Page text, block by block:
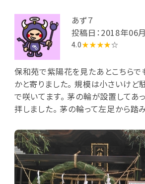
あず７
投稿日：2018年06
4.0★★★★☆
保和苑で紫陽花を見たあとこちらで
かと寄りました。 規模は小さいけど
で咲いてます。 茅の輪が設置してあ
拝しました。 茅の輪って左足から踏